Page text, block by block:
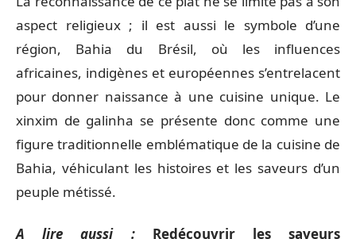
aspect religieux ; il est aussi le symbole d’une
région, Bahia du Brésil, où les influences
africaines, indigènes et européennes s’entrelacent
pour donner naissance à une cuisine unique. Le
xinxim de galinha se présente donc comme une
figure traditionnelle emblématique de la cuisine de
Bahia, véhiculant les histoires et les saveurs d’un
peuple métissé.
A lire aussi : Redécouvrir les saveurs